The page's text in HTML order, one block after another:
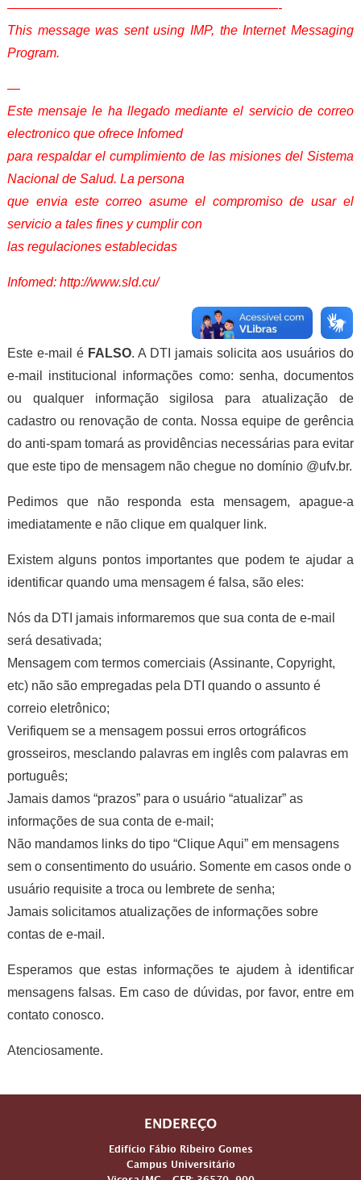
—————————————————————-
This message was sent using IMP, the Internet Messaging
Program.
—
Este mensaje le ha llegado mediante el servicio de correo
electronico que ofrece Infomed
para respaldar el cumplimiento de las misiones del Sistema
Nacional de Salud. La persona
que envia este correo asume el compromiso de usar el
servicio a tales fines y cumplir con
las regulaciones establecidas
Infomed: http://www.sld.cu/
Este e-mail é FALSO. A DTI jamais solicita aos usuários do
e-mail institucional informações como: senha, documentos
ou qualquer informação sigilosa para atualização de
cadastro ou renovação de conta. Nossa equipe de gerência
do anti-spam tomará as providências necessárias para evitar
que este tipo de mensagem não chegue no domínio @ufv.br.
Pedimos que não responda esta mensagem, apague-a
imediatamente e não clique em qualquer link.
Existem alguns pontos importantes que podem te ajudar a
identificar quando uma mensagem é falsa, são eles:
Nós da DTI jamais informaremos que sua conta de e-mail
será desativada;
Mensagem com termos comerciais (Assinante, Copyright,
etc) não são empregadas pela DTI quando o assunto é
correio eletrônico;
Verifiquem se a mensagem possui erros ortográficos
grosseiros, mesclando palavras em inglês com palavras em
português;
Jamais damos “prazos” para o usuário “atualizar” as
informações de sua conta de e-mail;
Não mandamos links do tipo “Clique Aqui” em mensagens
sem o consentimento do usuário. Somente em casos onde o
usuário requisite a troca ou lembrete de senha;
Jamais solicitamos atualizações de informações sobre
contas de e-mail.
Esperamos que estas informações te ajudem à identificar
mensagens falsas. Em caso de dúvidas, por favor, entre em
contato conosco.
Atenciosamente.
ENDEREÇO
Edifício Fábio Ribeiro Gomes
Campus Universitário